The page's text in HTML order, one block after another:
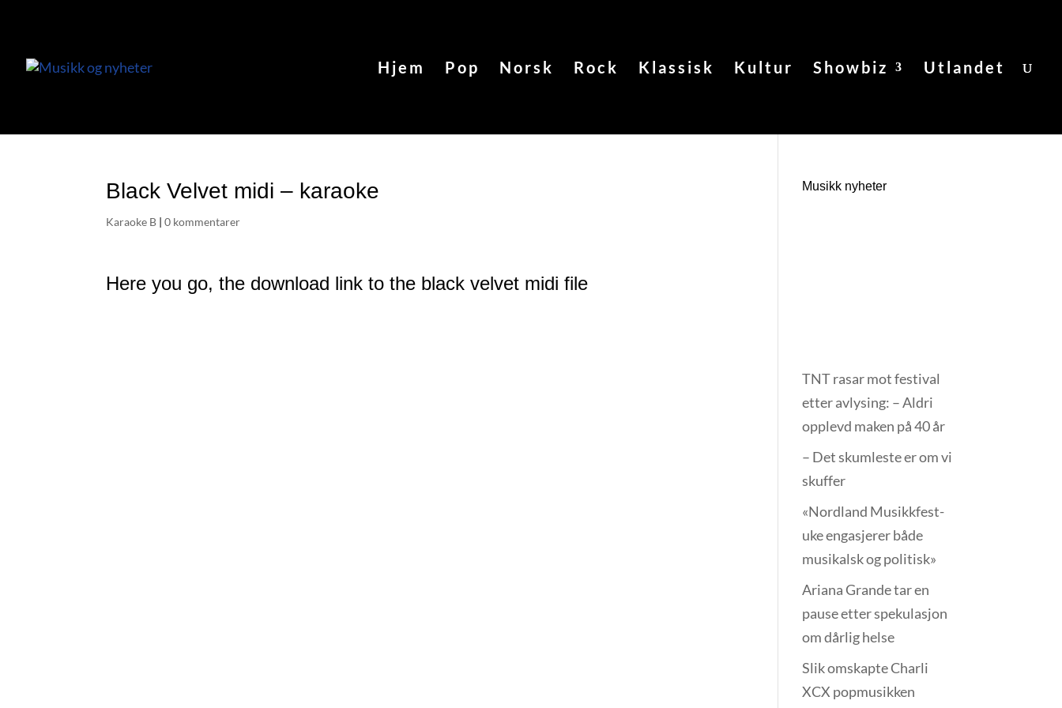
Hjem Pop Norsk Rock Klassisk Kultur Showbiz Utlandet
Black Velvet midi – karaoke
Karaoke B |0 kommentarer
Here you go, the download link to the black velvet midi file
Musikk nyheter
TNT rasar mot festival
etter avlysing: – Aldri
opplevd maken på 40 år
– Det skumleste er om vi
skuffer
«Nordland Musikkfest­
uke engasjerer både
musikalsk og politisk»
Ariana Grande tar en
pause etter spekulasjon
om dårlig helse
Slik omskapte Charli
XCX popmusikken